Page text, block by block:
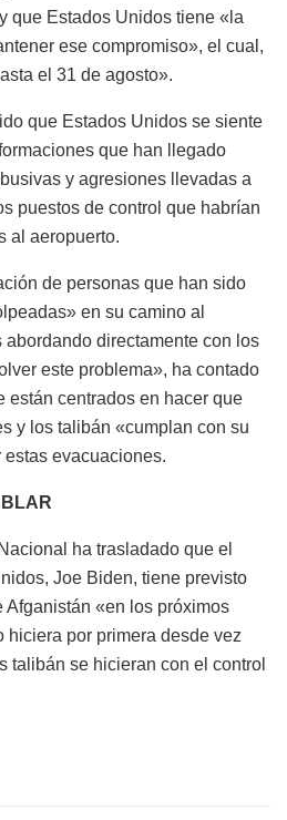
que Estados Unidos tiene «la
ese compromiso», el cual,
el 31 de agosto».
que Estados Unidos se siente
que han llegado
y agresiones llevadas a
puestos de control que habrían
al aeropuerto.
de personas que han sido
en su camino al
abordando directamente con los
este problema», ha contado
están centrados en hacer que
y los talibán «cumplan con su
evacuaciones.
ha trasladado que el
Joe Biden, tiene previsto
Afganistán «en los próximos
hiciera por primera desde vez
talibán se hicieran con el control